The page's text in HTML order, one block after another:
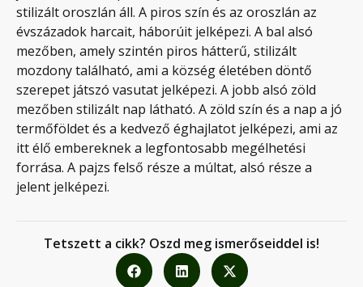
stilizált oroszlán áll. A piros szín és az oroszlán az
évszázadok harcait, háborúit jelképezi. A bal alsó
mezőben, amely szintén piros hátterű, stilizált
mozdony található, ami a község életében döntő
szerepet játszó vasutat jelképezi. A jobb alsó zöld
mezőben stilizált nap látható. A zöld szín és a nap a jó
termőföldet és a kedvező éghajlatot jelképezi, ami az
itt élő embereknek a legfontosabb megélhetési
forrása. A pajzs felső része a múltat, alsó része a
jelent jelképezi.
Tetszett a cikk? Oszd meg ismerőseiddel is!